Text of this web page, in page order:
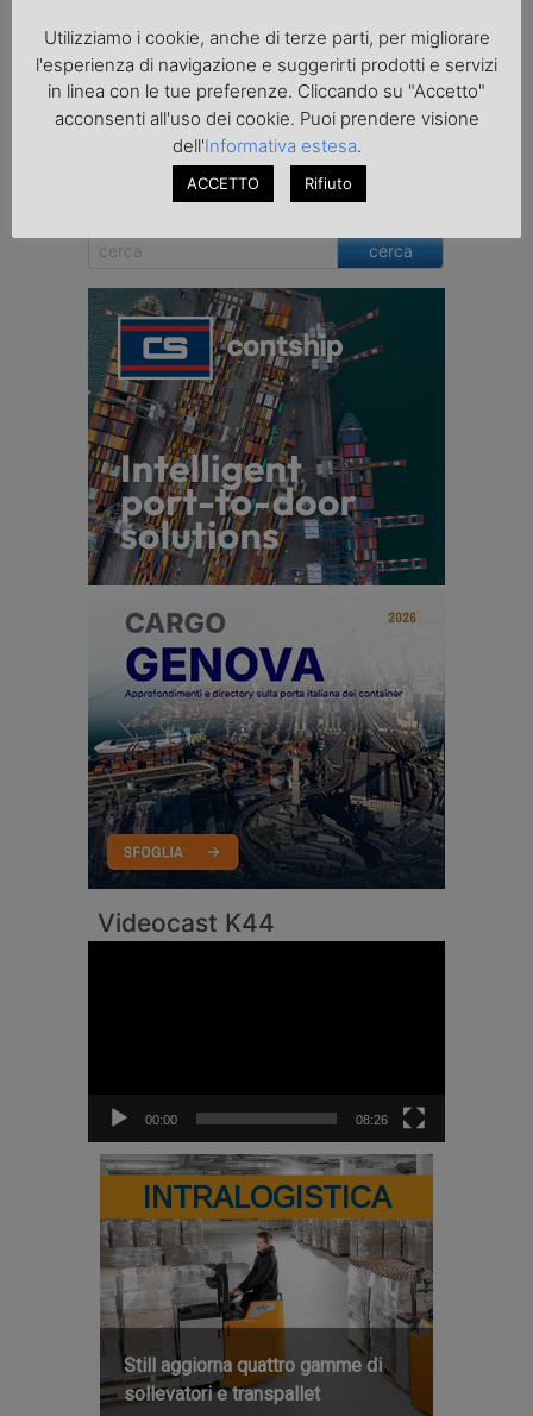
Imprenditore di Prato assolto per infortunio
col muletto
cerca
Videocast K44
00:00 08:26
INTRALOGISTICA
Still aggiorna quattro gamme di
sollevatori e transpallet
Utilizziamo i cookie, anche di terze parti, per migliorare
l'esperienza di navigazione e suggerirti prodotti e servizi
in linea con le tue preferenze. Cliccando su "Accetto"
acconsenti all'uso dei cookie. Puoi prendere visione
dell'Informativa estesa.
ACCETTO Rifiuto